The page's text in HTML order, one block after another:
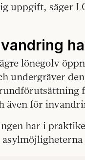
uppgift, säger
lönegolv
undergräver
även för
har i